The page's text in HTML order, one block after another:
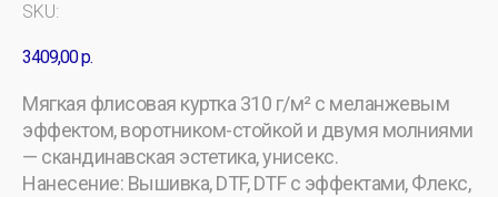
SKU:
3409,00р.
Мягкая флисовая куртка 310 г/м² с меланжевым
эффектом, воротником-стойкой и двумя молниями
— скандинавская эстетика, унисекс.
Нанесение: Вышивка, DTF, DTF с эффектами, Флекс,